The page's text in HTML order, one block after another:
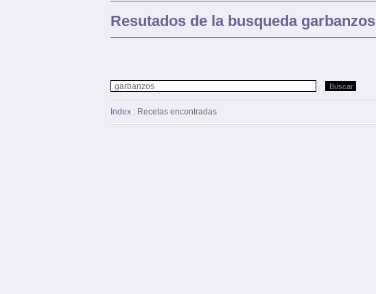
Resutados de la busqueda garbanzos
Index : Recetas encontradas